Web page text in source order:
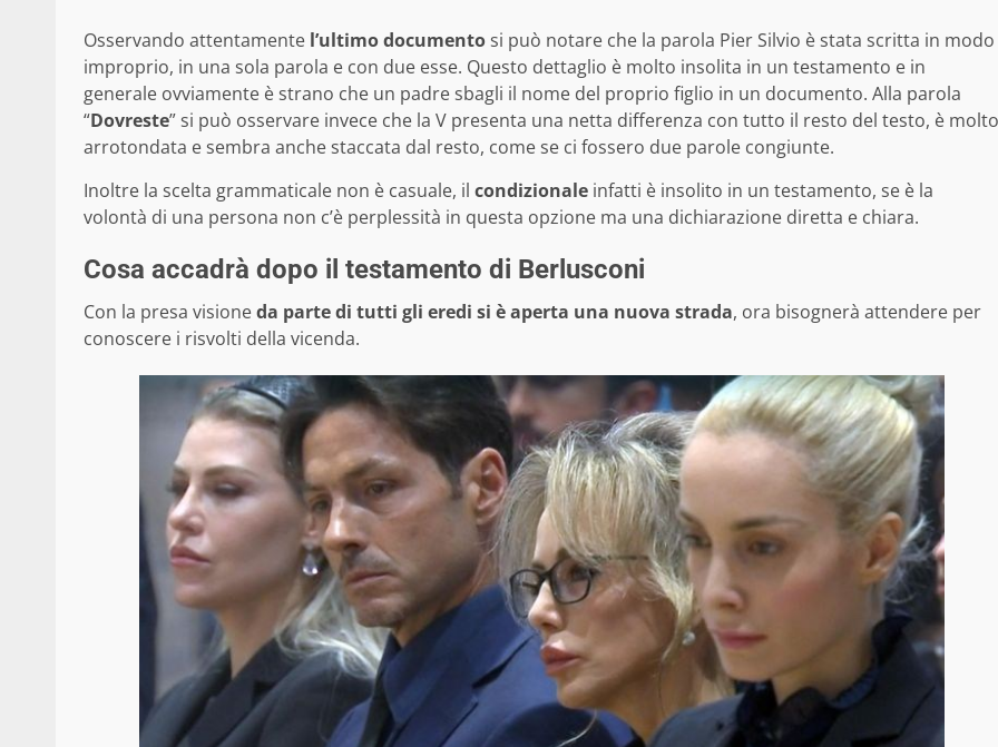
Osservando attentamente l’ultimo documentosi può notare che la parola Pier Silvio è stata scritta in modo
improprio, in una sola parola e con due esse. Questo dettaglio è molto insolita in un testamento e in
generale ovviamente è strano che un padre sbagli il nome del proprio figlio in un documento. Alla parola
“Dovreste” si può osservare invece che la V presenta una netta differenza con tutto il resto del testo, è molto
arrotondata e sembra anche staccata dal resto, come se ci fossero due parole congiunte.
Inoltre la scelta grammaticale non è casuale, il condizionale infatti è insolito in un testamento, se è la
volontà di una persona non c’è perplessità in questa opzione ma una dichiarazione diretta e chiara.
Cosa accadrà dopo il testamento di Berlusconi
Con la presa visioneda parte di tutti gli eredi si è aperta una nuova strada, ora bisognerà attendere per
conoscere i risvolti della vicenda.